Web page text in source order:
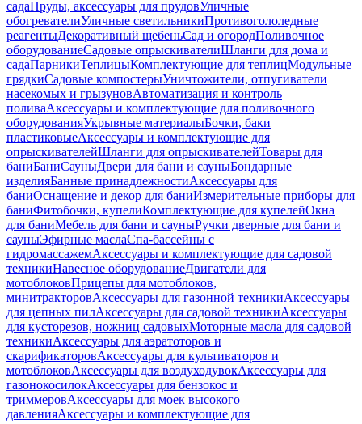
садаПруды, аксессуары для прудовУличные
обогревателиУличные светильникиПротивогололедные
реагентыДекоративный щебеньСад и огородПоливочное
оборудованиеСадовые опрыскивателиШланги для дома и
садаПарникиТеплицыКомплектующие для теплицМодульные
грядкиСадовые компостерыУничтожители, отпугиватели
насекомых и грызуновАвтоматизация и контроль
поливаАксессуары и комплектующие для поливочного
оборудованияУкрывные материалыБочки, баки
пластиковыеАксессуары и комплектующие для
опрыскивателейШланги для опрыскивателейТовары для
баниБаниСауныДвери для бани и сауныБондарные
изделияБанные принадлежностиАксессуары для
баниОснащение и декор для баниИзмерительные приборы для
баниФитобочки, купелиКомплектующие для купелейОкна
для баниМебель для бани и сауныРучки дверные для бани и
сауныЭфирные маслаСпа-бассейны с
гидромассажемАксессуары и комплектующие для садовой
техникиНавесное оборудованиеДвигатели для
мотоблоковПрицепы для мотоблоков,
минитракторовАксессуары для газонной техникиАксессуары
для цепных пилАксессуары для садовой техникиАксессуары
для кусторезов, ножниц садовыхМоторные масла для садовой
техникиАксессуары для аэратоторов и
скарификаторовАксессуары для культиваторов и
мотоблоковАксессуары для воздуходувокАксессуары для
газонокосилокАксессуары для бензокос и
триммеровАксессуары для моек высокого
давленияАксессуары и комплектующие для